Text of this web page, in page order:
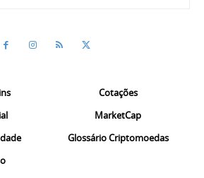
Cotações
MarketCap
Glossário Criptomoedas